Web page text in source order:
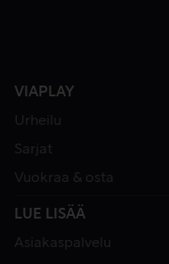
VIAPLAY
Urheilu
Sarjat
Vuokraa & osta
LUE LISÄÄ
Asiakaspalvelu